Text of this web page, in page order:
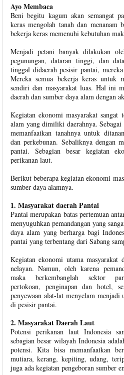
Ayo Membaca
Beni begitu kagum akan semangat
keras mengolah tanah dan menanam
bekerja keras memenuhi kebutuhan
Menjadi petani banyak dilakukan
pegunungan, dataran tinggi, dan
tinggal didaerah pesisir pantai,
Mereka semua bekerja keras untuk
sendiri dan masyarakat luas. Hal ini
daerah dan sumber daya alam dengan
Kegiatan ekonomi masyarakat sangat
alam yang dimiliki daerahnya. Sebagai
memanfaatkan tanahnya untuk
dan perkebunan. Sebaliknya dengan
pantai. Sebagian besar kegiatan
perikanan laut.
Berikut beberapa kegiatan ekonomi
sumber daya alamnya.
1. Masyarakat daerah Pantai
Pantai merupakan batas pertemuan
menyuguhkan pemandangan yang
daya alam yang berharga bagi
pantai yang terbentang dari Sabang
Kegiatan ekonomi utama masyarakat
nelayan. Namun, oleh karena
maka berkembanglah sektor
pertokoan, penginapan dan hotel,
penyewaan alat-lat menyelam menjadi
di pesisir pantai.
2. Masyarakat Daerah Laut
Potensi perikanan laut Indonesia
sebagian besar wilayah Indonesia
potensi. Kita bisa memanfaatkan
mutiara, kerang, kepiting, udang,
juga ada kegiatan pengeboran sumber